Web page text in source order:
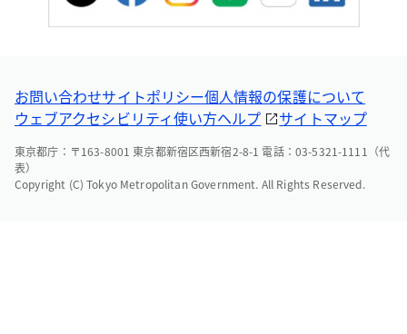
お問い合わせサイトポリシー個人情報の保護について
ウェブアクセシビリティ使い方ヘルプ サイトマップ
東京都庁：〒163-8001 東京都新宿区西新宿2-8-1 電話：03-5321-1111（代
表）
Copyright (C) Tokyo Metropolitan Government. All Rights Reserved.